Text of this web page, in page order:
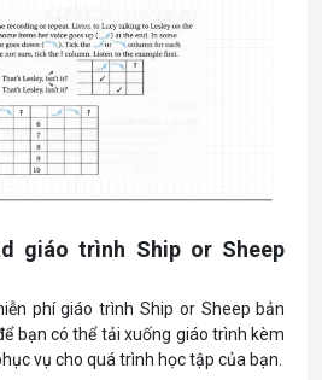
giáo trình Ship or Sheep
phí giáo trình Ship or Sheep bản
bạn có thể tải xuống giáo trình kèm
vụ cho quá trình học tập của bạn.